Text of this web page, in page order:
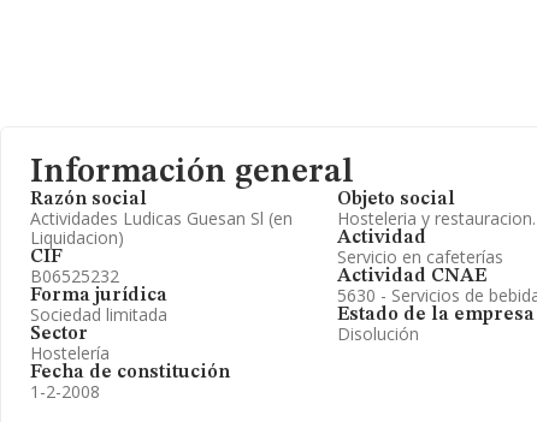
Información general
Razón social
Actividades Ludicas Guesan Sl (en
Liquidacion)
CIF
B06525232
Forma jurídica
Sociedad limitada
Sector
Hostelería
Fecha de constitución
1-2-2008
Objeto social
Hosteleria y restauracion.
Actividad
Servicio en cafeterías
Actividad CNAE
5630 - Servicios de
Estado de la empresa
Disolución